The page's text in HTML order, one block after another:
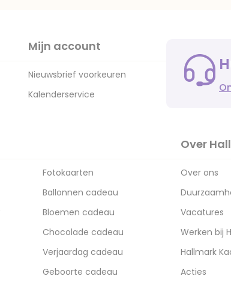
Mijn account
Nieuwsbrief voorkeuren
Kalenderservice
Fotokaarten
Ballonnen cadeau
Bloemen cadeau
Chocolade cadeau
Verjaardag cadeau
Geboorte cadeau
Over
Over ons
Vacatures
Werken bij
Hallmark
Acties